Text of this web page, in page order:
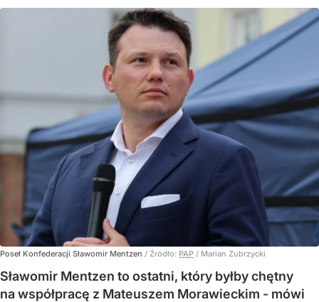
Poseł Konfederacji Sławomir Mentzen / Źródło: PAP / Marian Zubrzycki
Sławomir Mentzen to ostatni, który byłby chętny
na współpracę z Mateuszem Morawieckim - mówi